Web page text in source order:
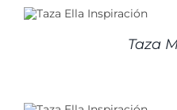
Taza